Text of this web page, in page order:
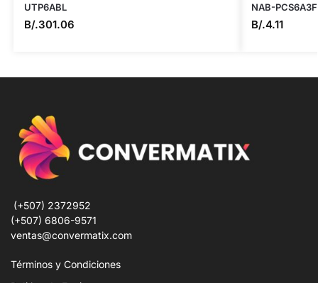
UTP6ABL
B/.301.06
NAB-
B/.4.11
(+507) 2372952
(+507) 6806-9571
ventas@convermatix.com
Términos y Condiciones